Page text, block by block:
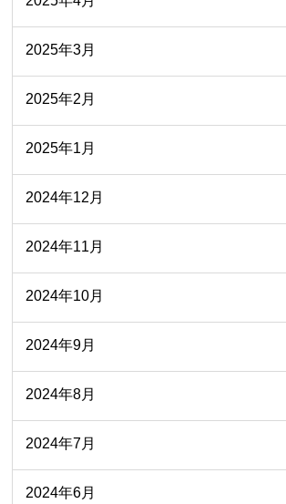
2025年3月
2025年2月
2025年1月
2024年12月
2024年11月
2024年10月
2024年9月
2024年8月
2024年7月
2024年6月